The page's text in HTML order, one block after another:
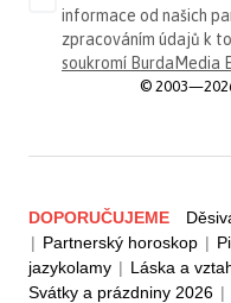
informace od našich
zpracováním údajů k
soukromí BurdaMedia
© 2003—2026
DOPORUČUJEME
| Partnerský horoskop |
jazykolamy | Láska a
Svátky a prázdniny 2026 |